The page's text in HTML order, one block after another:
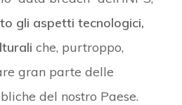
gli aspetti tecnologici,
che, purtroppo,
gran parte delle
del nostro Paese.